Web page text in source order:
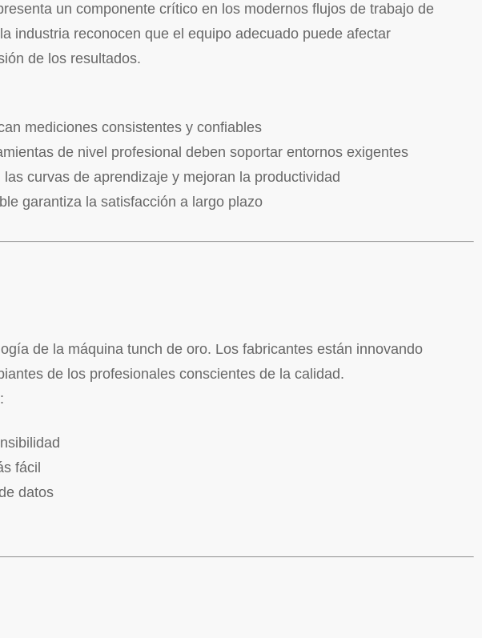
un componente crítico en los modernos flujos de trabajo de
industria reconocen que el equipo adecuado puede afectar
de los resultados.
mediciones consistentes y confiables
de nivel profesional deben soportar entornos exigentes
curvas de aprendizaje y mejoran la productividad
garantiza la satisfacción a largo plazo
de la máquina tunch de oro. Los fabricantes están innovando
de los profesionales conscientes de la calidad.
fácil
datos